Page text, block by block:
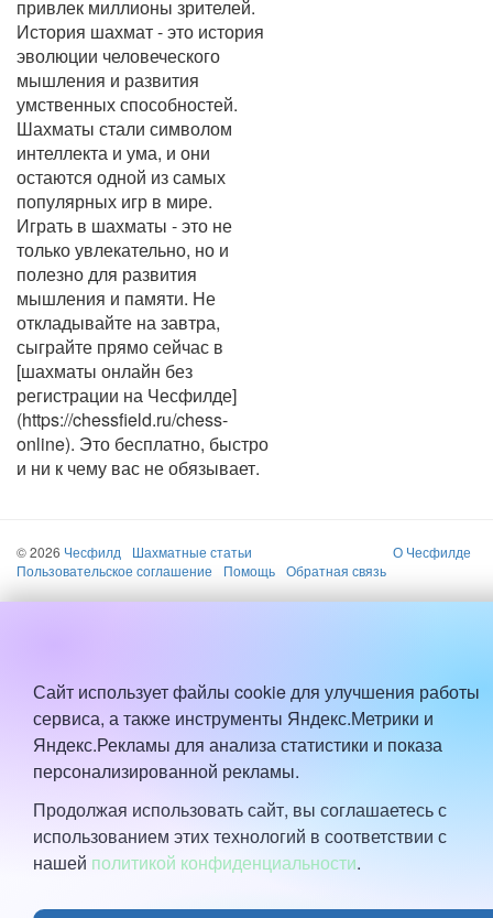
привлек миллионы зрителей.
История шахмат - это история
эволюции человеческого
мышления и развития
умственных способностей.
Шахматы стали символом
интеллекта и ума, и они
остаются одной из самых
популярных игр в мире.
Играть в шахматы - это не
только увлекательно, но и
полезно для развития
мышления и памяти. Не
откладывайте на завтра,
сыграйте прямо сейчас в
[шахматы онлайн без
регистрации на Чесфилде]
(https://chessfield.ru/chess-
online). Это бесплатно, быстро
и ни к чему вас не обязывает.
О Чесфилде
© 2026 Чесфилд
Шахматные статьи
Пользовательское соглашение
Помощь Обратная связь
Сайт использует файлы cookie для улучшения работы
сервиса, а также инструменты Яндекс.Метрики и
Яндекс.Рекламы для анализа статистики и показа
персонализированной рекламы.
Продолжая использовать сайт, вы соглашаетесь с
использованием этих технологий в соответствии с
нашей политикой конфиденциальности.